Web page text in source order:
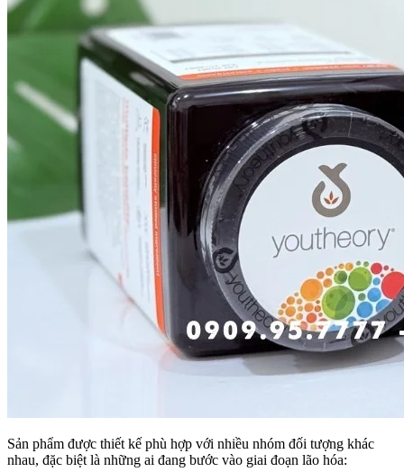
Sản phẩm được thiết kế phù hợp với nhiều nhóm đối tượng khác
nhau, đặc biệt là những ai đang bước vào giai đoạn lão hóa: